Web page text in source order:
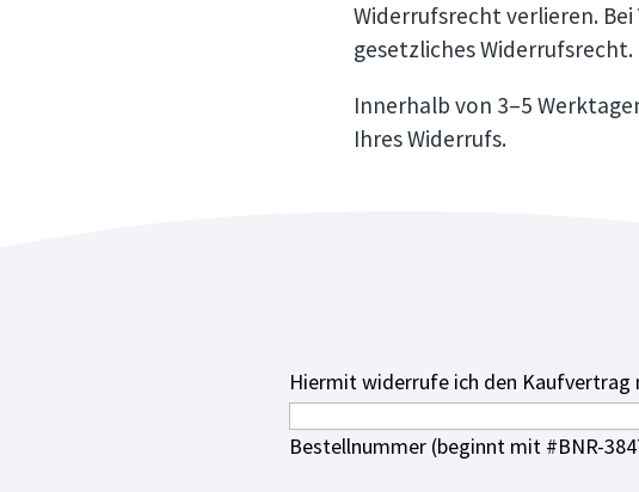
Widerrufsrecht verlieren.
gesetzliches Widerrufsrecht.
Innerhalb von 3–5
Ihres Widerrufs.
Hiermit widerrufe ich den
Bestellnummer (beginnt mit #BNR-